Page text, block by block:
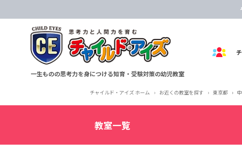
一生ものの思考力を身につける知育・受験対策の幼児教室
チャイルド・アイズ ホーム › お近くの教室を探す › 東京都 ›
教室一覧